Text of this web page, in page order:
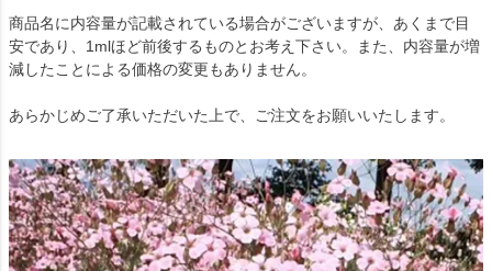
商品名に内容量が記載されている場合がございますが、あくまで目
安であり、1mlほど前後するものとお考え下さい。また、内容量が増
減したことによる価格の変更もありません。
あらかじめご了承いただいた上で、ご注文をお願いいたします。